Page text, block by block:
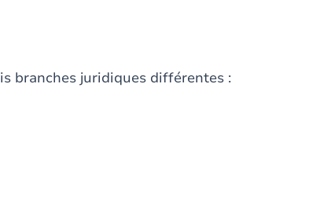
branches juridiques différentes :